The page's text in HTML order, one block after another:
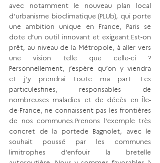
avec notamment le nouveau plan local
d’urbanisme bioclimatique (PLUb), qui porte
une ambition unique en France, Paris se
dote d’un outil innovant et exigeant.Est-on
prêt, au niveau de la Métropole, à aller vers
une vision telle que celle-ci ?
Personnellement, j’espère qu’on y viendra
et j’y prendrai toute ma part. Les
particulesfines, responsables de
nombreuses maladies et de décès en Île-
de-France, ne connaissent pas les frontières
de nos communes.Prenons l’exemple très
concret de la portede Bagnolet, avec le
souhait poussé par les communes
limitrophes d’enfouir la bretelle